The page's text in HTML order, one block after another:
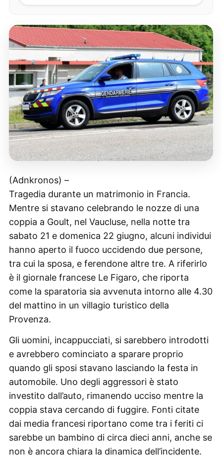
(Adnkronos) –
Tragedia durante un matrimonio in Francia.
Mentre si stavano celebrando le nozze di una
coppia a Goult, nel Vaucluse, nella notte tra
sabato 21 e domenica 22 giugno, alcuni individui
hanno aperto il fuoco uccidendo due persone,
tra cui la sposa, e ferendone altre tre. A riferirlo
è il giornale francese Le Figaro, che riporta
come la sparatoria sia avvenuta intorno alle 4.30
del mattino in un villagio turistico della
Provenza.
Gli uomini, incappucciati, si sarebbero introdotti
e avrebbero cominciato a sparare proprio
quando gli sposi stavano lasciando la festa in
automobile. Uno degli aggressori è stato
investito dall’auto, rimanendo ucciso mentre la
coppia stava cercando di fuggire. Fonti citate
dai media francesi riportano come tra i feriti ci
sarebbe un bambino di circa dieci anni, anche se
non è ancora chiara la dinamica dell’incidente.